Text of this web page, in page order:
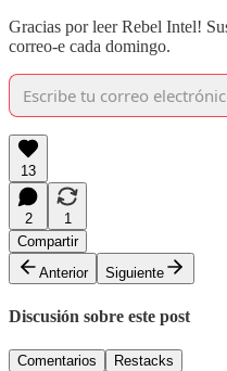
Gracias por leer Rebel Intel!
correo-e cada domingo.
13
2
1
Compartir
Anterior
Siguiente
Discusión sobre este post
Comentarios Restacks